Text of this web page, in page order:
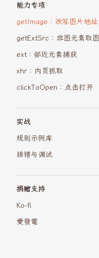
能力专项
getImage：改写图片地址
getExtSrc：非图元素取图
ext：邻近元素捕获
xhr：内页抓取
clickToOpen：点击打开
实战
规则示例库
排错与调试
捐赠支持
Ko-fi
愛發電